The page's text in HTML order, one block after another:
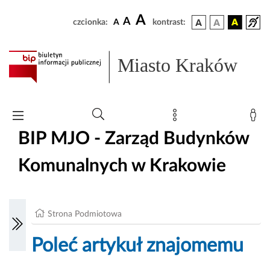
czcionka: A A A kontrast:
Miasto Kraków
BIP MJO - Zarząd Budynków
Komunalnych w Krakowie
Strona Podmiotowa
Poleć artykuł znajomemu